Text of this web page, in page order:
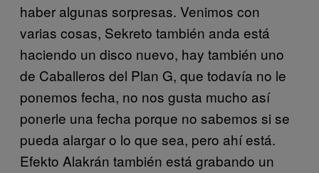
haber algunas sorpresas. Venimos con
varias cosas, Sekreto también anda está
haciendo un disco nuevo, hay también uno
de Caballeros del Plan G, que todavía no le
ponemos fecha, no nos gusta mucho así
ponerle una fecha porque no sabemos si se
pueda alargar o lo que sea, pero ahí está.
Efekto Alakrán también está grabando un